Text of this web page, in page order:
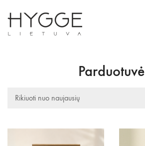
Parduotuvė
Rikiuoti nuo naujausių